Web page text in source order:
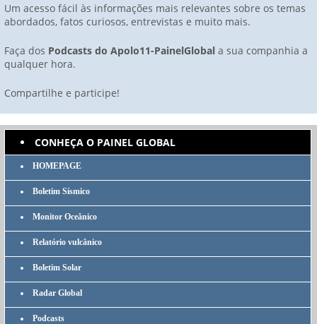
Um acesso fácil às informações mais relevantes sobre os temas
abordados, fatos curiosos, entrevistas e muito mais.
Faça dos Podcasts do Apolo11-PainelGlobal a sua companhia a
qualquer hora.
Compartilhe e participe!
CONHEÇA O PAINEL GLOBAL
HOMEPAGE
Boletim Sísmico
Monitor Oceânico
Relatório vulcânico
Boletim Solar
Radar Global
Podcasts